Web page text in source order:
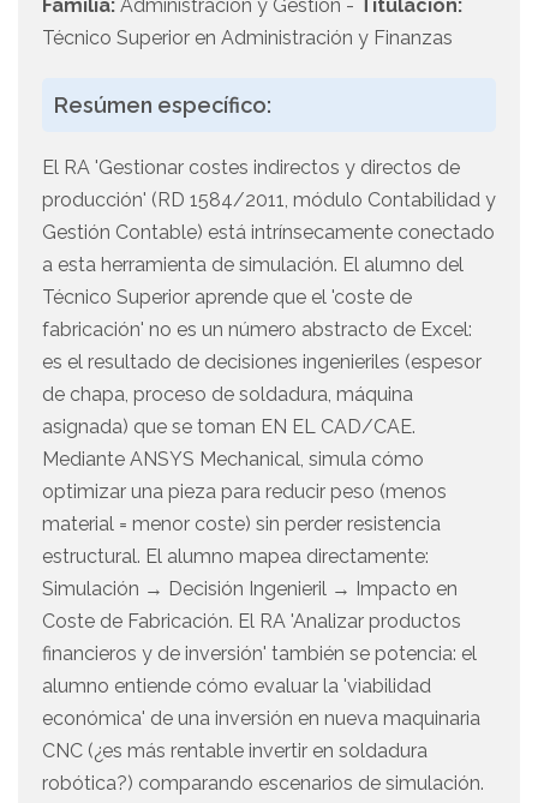
Familia: Administración y Gestión -
Titulación:
Técnico Superior en Administración y Finanzas
Resúmen específico:
El RA 'Gestionar costes indirectos y directos de
producción' (RD 1584/2011, módulo Contabilidad y
Gestión Contable) está intrínsecamente conectado
a esta herramienta de simulación. El alumno del
Técnico Superior aprende que el 'coste de
fabricación' no es un número abstracto de Excel:
es el resultado de decisiones ingenieriles (espesor
de chapa, proceso de soldadura, máquina
asignada) que se toman EN EL CAD/CAE.
Mediante ANSYS Mechanical, simula cómo
optimizar una pieza para reducir peso (menos
material = menor coste) sin perder resistencia
estructural. El alumno mapea directamente:
Simulación → Decisión Ingenieril → Impacto en
Coste de Fabricación. El RA 'Analizar productos
financieros y de inversión' también se potencia: el
alumno entiende cómo evaluar la 'viabilidad
económica' de una inversión en nueva maquinaria
CNC (¿es más rentable invertir en soldadura
robótica?) comparando escenarios de simulación.